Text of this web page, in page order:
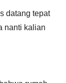
datang tepat
nanti kalian